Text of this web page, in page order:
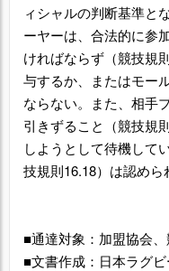
ィシャルの判断基準と
ーヤーは、合法的に参
ければならず（競技規
与するか、またはモー
ならない。また、相手
引きずること（競技規
しようとして待機して
技規則16.18）は認めら
■通達対象：加盟協会
■文書作成：日本ラグ